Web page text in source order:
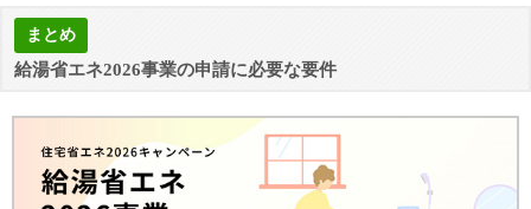
まとめ
給湯省エネ2026事業の申請に必要な要件